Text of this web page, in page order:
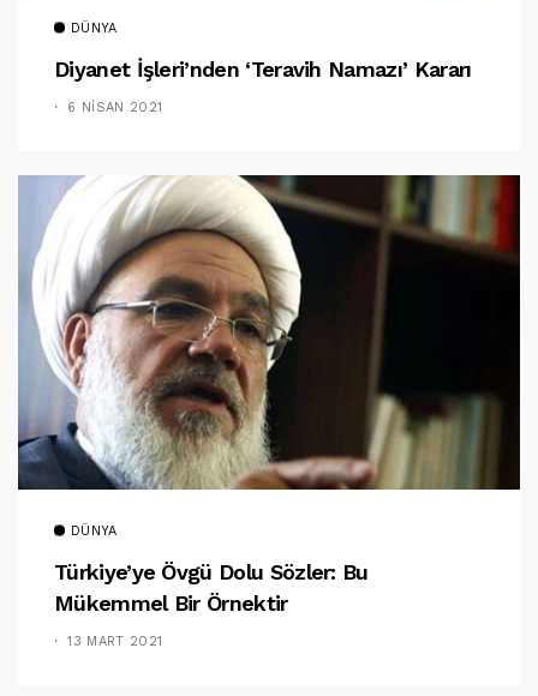
DÜNYA
Diyanet İşleri’nden ‘teravih Namazı’ Kararı
6 NISAN 2021
DÜNYA
Türkiye’ye Övgü Dolu Sözler: Bu
Mükemmel Bir Örnektir
13 MART 2021